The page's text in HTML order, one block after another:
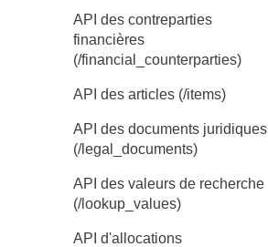
API des contreparties
financières
(/financial_counterparties)
API des articles (/items)
API des documents juridiques
(/legal_documents)
API des valeurs de recherche
(/lookup_values)
API d'allocations